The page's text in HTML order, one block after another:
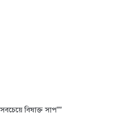
সবচেয়ে বিষাক্ত সাপ””